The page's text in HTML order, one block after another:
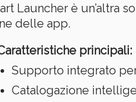
Launcher è un’altra
delle app.
principali:
Supporto integrato
Catalogazione